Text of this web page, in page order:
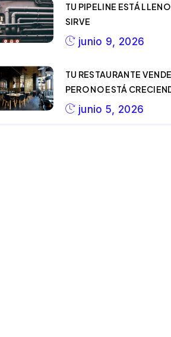
TU PIPELINE ESTÁ
SIRVE
junio 9, 2026
TU RESTAURANTE
PERO NO ESTÁ
junio 5, 2026